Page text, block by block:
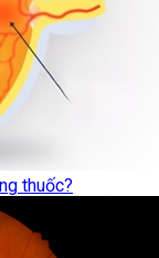
thuốc?